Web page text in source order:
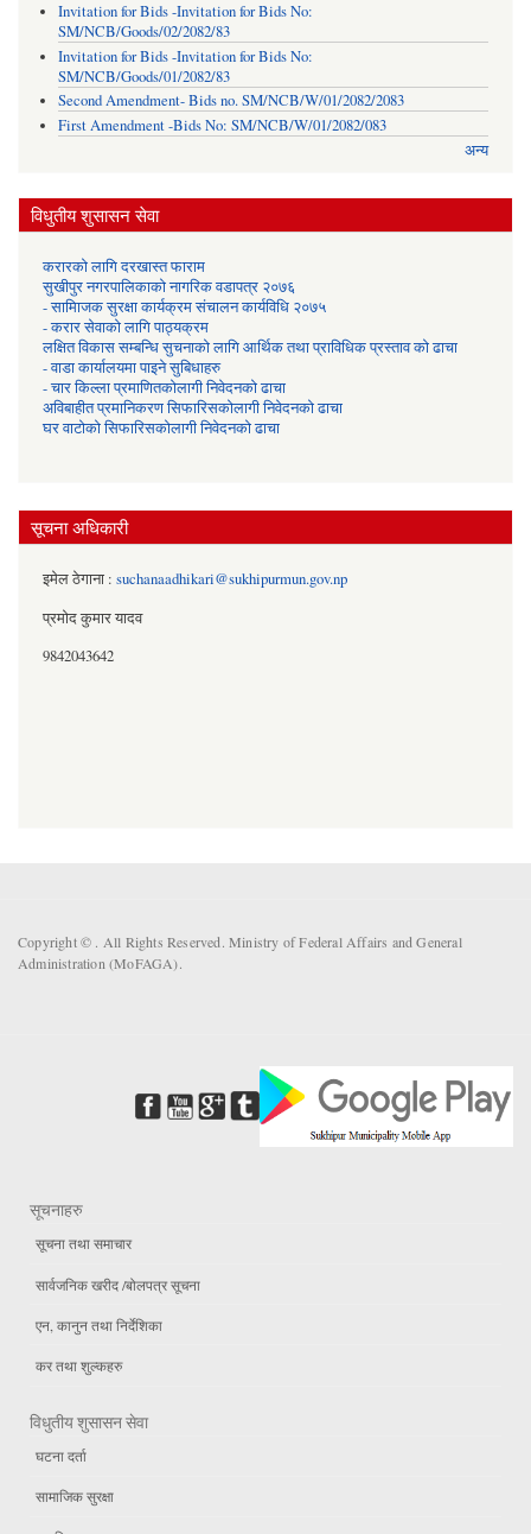
Invitation for Bids -Invitation for Bids No:
SM/NCB/Goods/02/2082/83
Invitation for Bids -Invitation for Bids No:
SM/NCB/Goods/01/2082/83
Second Amendment- Bids no. SM/NCB/W/01/2082/2083
First Amendment -Bids No: SM/NCB/W/01/2082/083
अन्य
विधुतीय शुसासन सेवा
करारको लागि दरखास्त फाराम
सुखीपुर नगरपालिकाको नागरिक वडापत्र २०७६
- सामािजक सुरक्षा कार्यक्रम संचालन कार्यविधि २०७५
- करार सेवाको लागि पाठ्यक्रम
लक्षित विकास सम्बन्धि सुचनाको लागि आर्थिक तथा प्राविधिक प्रस्ताव को ढाचा
- वाडा कार्यालयमा पाइने सुबिधाहरु
- चार किल्ला प्रमाणितकोलागी निवेदनको ढाचा
अविबाहीत प्रमानिकरण सिफारिसकोलागी निवेदनको ढाचा
घर वाटोको सिफारिसकोलागी निवेदनको ढाचा
सूचना अधिकारी
इमेल ठेगाना : suchanaadhikari@sukhipurmun.gov.np
प्रमोद कुमार यादव
9842043642
Copyright © . All Rights Reserved. Ministry of Federal Affairs and General
Administration (MoFAGA).
सूचनाहरु
सूचना तथा समाचार
सार्वजनिक खरीद /बोलपत्र सूचना
एन, कानुन तथा निर्देशिका
कर तथा शुल्कहरु
विधुतीय शुसासन सेवा
घटना दर्ता
सामाजिक सुरक्षा